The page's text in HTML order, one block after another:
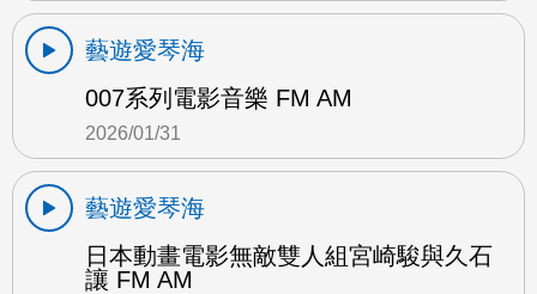
藝遊愛琴海
007系列電影音樂 FM AM
2026/01/31
藝遊愛琴海
日本動畫電影無敵雙人組宮崎駿與久石
讓 FM AM